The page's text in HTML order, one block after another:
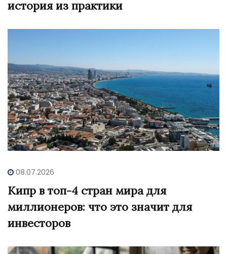
история из практики
08.07.2026
Кипр в топ-4 стран мира для
миллионеров: что это значит для
инвесторов